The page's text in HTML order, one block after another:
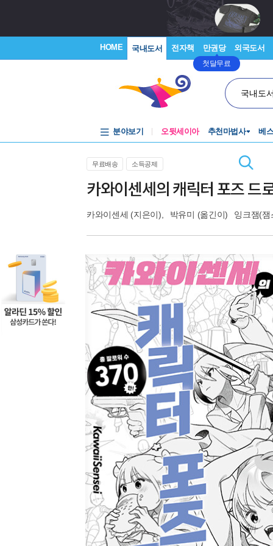
HOME 국내도서 전자책 만권당
첫달무료
외국도서
국내도
분야보기 오뒷세이아 추천마법사 베
무료배송 소득공제
카와이센세의 캐릭터 포즈 드
카와이센세 (지은이), 박유미 (옮긴이) 잉크잼(잼